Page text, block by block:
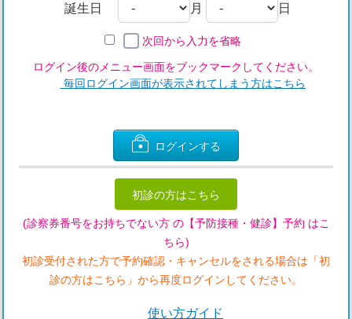
誕生日 月 日
次回から入力を省略
ログイン後のメニュー画面をブックマークしてください。
毎回ログイン画面が表示されてしまう方はこちら
ログインする
初診の方はこちら
(診察券番号をお持ちでない方 の【予防接種・健診】予約 はこ
ちら)
初診受付された方で予約確認・キャンセルをされる場合は「初
診の方はこちら」から再度ログインしてください。
使い方ガイド